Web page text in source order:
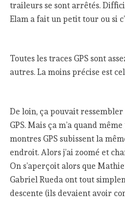
traileurs se sont arrêtés.
Elam a fait un petit tour ou si
Toutes les traces GPS sont
autres. La moins précise est
De loin, ça pouvait
GPS. Mais ça m’a quand
montres GPS subissent la
endroit. Alors j’ai zoomé et
On s’aperçoit alors que
Gabriel Rueda ont tout
descente (ils devaient avoir